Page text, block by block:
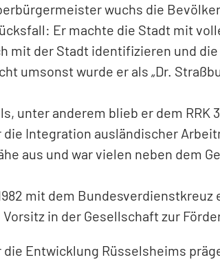
wuchs die
Er machte die Stadt mit
mit der Stadt identifizieren und
umsonst wurde er als „Dr.
unter anderem blieb er dem RRK
Integration ausländischer
aus und war vielen neben dem
mit dem
in der Gesellschaft zur
Entwicklung Rüsselsheims